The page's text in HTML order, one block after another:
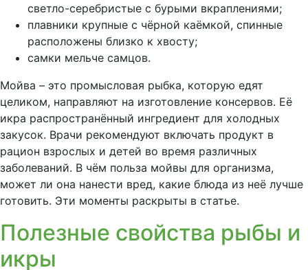
светло-серебристые с бурыми вкраплениями;
плавники крупные с чёрной каёмкой, спинные
расположены близко к хвосту;
самки мельче самцов.
Мойва – это промысловая рыбка, которую едят
целиком, направляют на изготовление консервов. Её
икра распространённый ингредиент для холодных
закусок. Врачи рекомендуют включать продукт в
рацион взрослых и детей во время различных
заболеваний. В чём польза мойвы для организма,
может ли она нанести вред, какие блюда из неё лучше
готовить. Эти моменты раскрыты в статье.
Полезные свойства рыбы и
икры